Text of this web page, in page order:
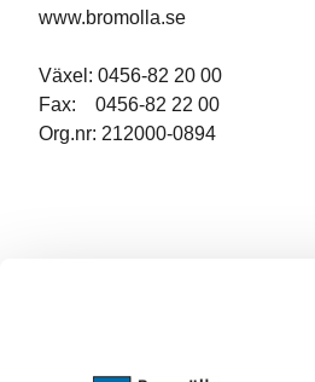
www.bromolla.se
Växel: 0456-82 20 00
Fax: 0456-82 22 00
Org.nr: 212000-0894